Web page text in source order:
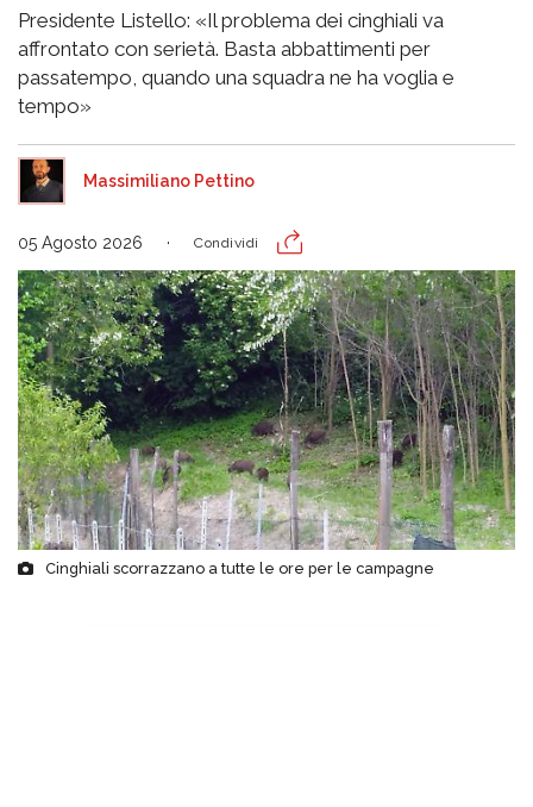
Presidente Listello: «Il problema dei cinghiali va
affrontato con serietà. Basta abbattimenti per
passatempo, quando una squadra ne ha voglia e
tempo»
Massimiliano Pettino
05 Agosto 2026 Condividi
Cinghiali scorrazzano a tutte le ore per le campagne